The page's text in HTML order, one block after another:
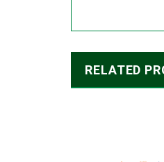
RELATED